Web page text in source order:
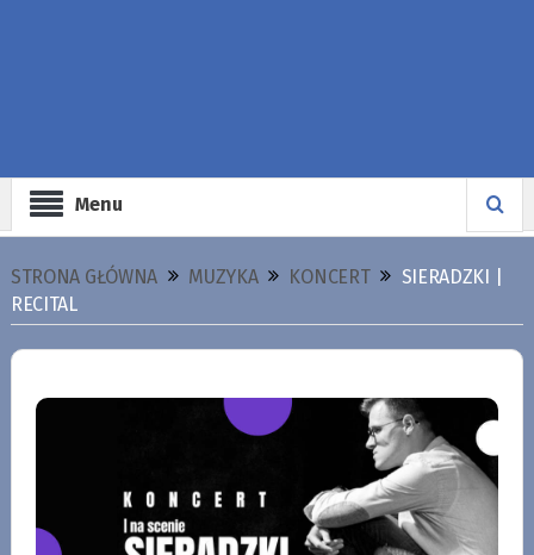
Menu
STRONA GŁÓWNA MUZYKA KONCERT
SIERADZKI |
RECITAL